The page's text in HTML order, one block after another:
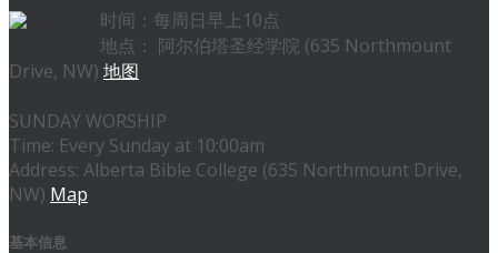
时间：每周日早上10点
地点： 阿尔伯塔圣经学院 (635 Northmount
Drive, NW) 地图
SUNDAY WORSHIP
Time: Every Sunday at 10:00am
Address: Alberta Bible College (635 Northmount Drive,
NW) Map
基本信息